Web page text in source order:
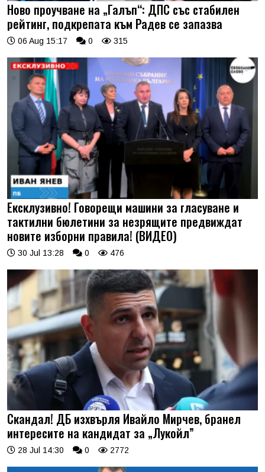
Ново проучване на „Галъп“: ДПС със стабилен
рейтинг, подкрепата към Радев се запазва
06 Aug 15:17 0 315
Ексклузивно! Говорещи машини за гласуване и
тактилни бюлетини за незрящите предвиждат
новите изборни правила! (ВИДЕО)
30 Jul 13:28 0 476
Скандал! ДБ изхвърля Ивайло Мирчев, бранел
интересите на кандидат за „Лукойл”
28 Jul 14:30 0 2772